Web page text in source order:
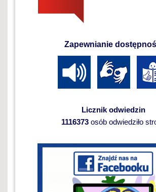
Zapewnianie
Licznik odwiedzin
1116373osób odwiedziło